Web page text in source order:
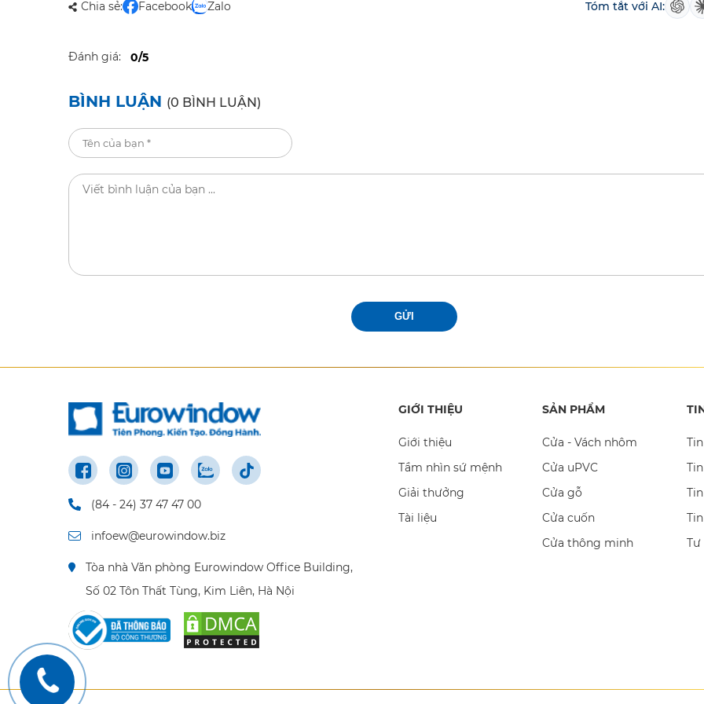
Chia sẻ: Facebook Zalo Tóm tắt với AI:
Đánh giá: 0/5
BÌNH LUẬN (0 BÌNH LUẬN)
GỬI
(84 - 24) 37 47 47 00
infoew@eurowindow.biz
Tòa nhà Văn phòng Eurowindow Office Building,
Số 02 Tôn Thất Tùng, Kim Liên, Hà Nội
GIỚI THIỆU
Giới thiệu
Tầm nhìn sứ mệnh
Giải thưởng
Tài liệu
SẢN PHẨM
Cửa - Vách nhôm
Cửa uPVC
Cửa gỗ
Cửa cuốn
Cửa thông minh
Tư